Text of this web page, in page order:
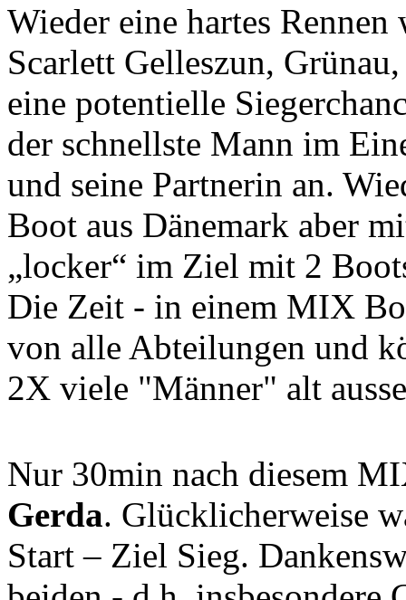
Wieder eine hartes
Scarlett Gelleszun,
eine potentielle
der schnellste Mann im
und seine Partnerin an.
Boot aus Dänemark aber
„locker“ im Ziel mit 2
Die Zeit - in einem MIX
von alle Abteilungen und
2X viele "Männer" alt
Nur 30min nach diesem
Gerda. Glücklicherweise
Start – Ziel Sieg.